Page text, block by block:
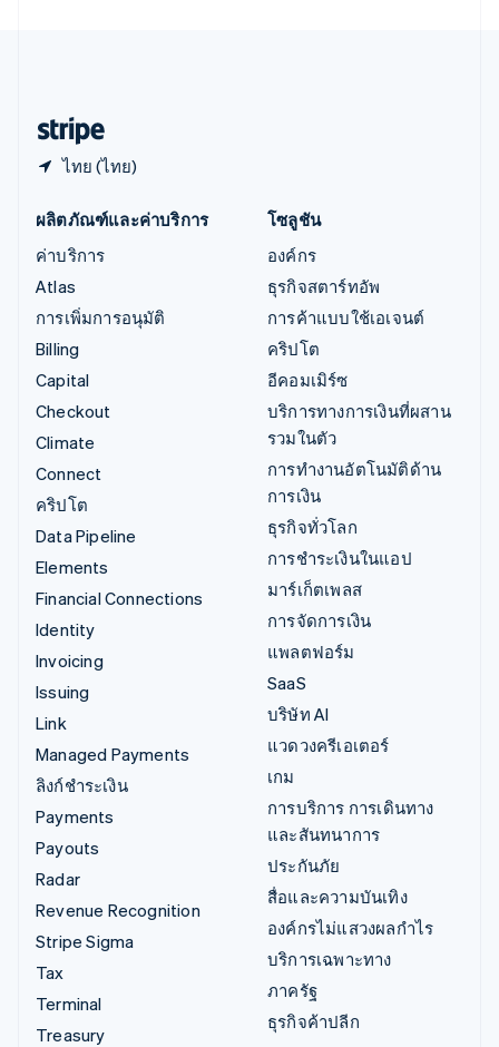
ไทย (ไทย)
ผลิตภัณฑ์และค่าบริการ
ค่าบริการ
Atlas
การเพิ่มการอนุมัติ
Billing
Capital
Checkout
Climate
Connect
คริปโต
Data Pipeline
Elements
Financial Connections
Identity
Invoicing
Issuing
Link
Managed Payments
ลิงก์ชำระเงิน
Payments
Payouts
Radar
Revenue Recognition
Stripe Sigma
Tax
Terminal
Treasury
โซลูชัน
องค์กร
ธุรกิจสตาร์ทอัพ
การค้าแบบใช้เอเจนต์
คริปโต
อีคอมเมิร์ซ
บริการทางการเงินที่ผสาน
รวมในตัว
การทำงานอัตโนมัติด้าน
การเงิน
ธุรกิจทั่วโลก
การชำระเงินในแอป
มาร์เก็ตเพลส
การจัดการเงิน
แพลตฟอร์ม
SaaS
บริษัท AI
แวดวงครีเอเตอร์
เกม
การบริการ การเดินทาง
และสันทนาการ
ประกันภัย
สื่อและความบันเทิง
องค์กรไม่แสวงผลกำไร
บริการเฉพาะทาง
ภาครัฐ
ธุรกิจค้าปลีก